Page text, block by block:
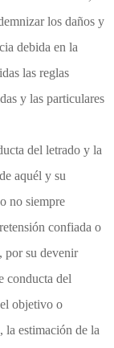
los daños y
debida en la
las reglas
y las particulares
del letrado y la
aquél y su
no siempre
confiada o
por su devenir
conducta del
objetivo o
la estimación de la